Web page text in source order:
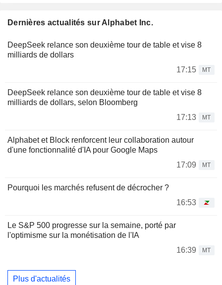
Dernières actualités sur Alphabet Inc.
DeepSeek relance son deuxième tour de table et vise 8
milliards de dollars
17:15
MT
DeepSeek relance son deuxième tour de table et vise 8
milliards de dollars, selon Bloomberg
17:13
MT
Alphabet et Block renforcent leur collaboration autour
d'une fonctionnalité d'IA pour Google Maps
17:09
MT
Pourquoi les marchés refusent de décrocher ?
16:53
Le S&P 500 progresse sur la semaine, porté par
l'optimisme sur la monétisation de l'IA
16:39
MT
Plus d'actualités